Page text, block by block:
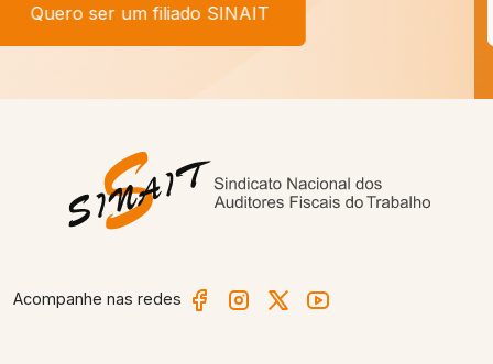
Quero ser um filiado SINAIT
Acompanhe nas redes